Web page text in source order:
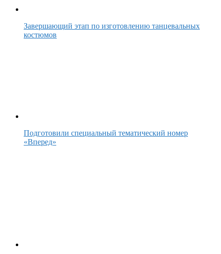
Завершающий этап по изготовлению танцевальных
костюмов
Подготовили специальный тематический номер
«Вперед»